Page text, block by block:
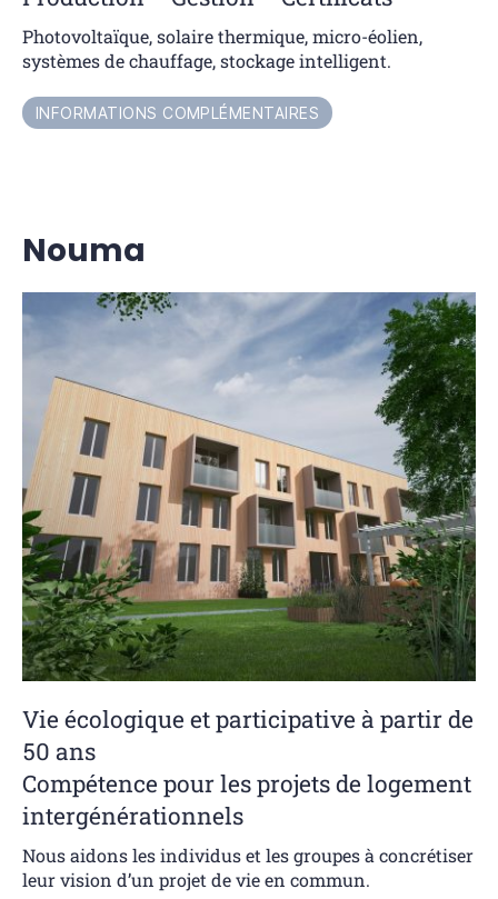
Photovoltaïque, solaire thermique, micro-éolien,
systèmes de chauffage, stockage intelligent.
INFORMATIONS COMPLÉMENTAIRES
Nouma
Vie écologique et participative à partir de
50 ans
Compétence pour les projets de logement
intergénérationnels
Nous aidons les individus et les groupes à concrétiser
leur vision d’un projet de vie en commun.